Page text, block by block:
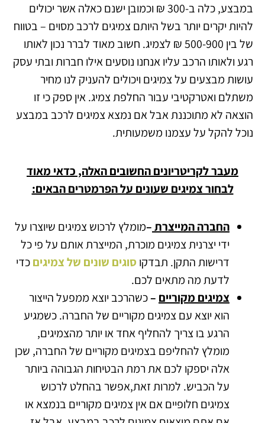
במבצע, כלה ב-300 ₪ וכמובן ישנם כאלה אשר יכולים
להיות יקרים יותר בשל היותם צמיגים לרכב מסוים – בטווח
של בין 500-900 ₪ לצמיג. חשוב מאוד לברר נכון לאותו
רגע ולאותו הרכב עליו אנחנו נוסעים אילו חברות ובתי עסק
עושות מבצעים על צמיגים ויכולים להעניק לנו מחיר
משתלם ואטרקטיבי עבור החלפת צמיג. אין ספק כי זו
הוצאה לא מתוכננת אבל אם נמצא צמיגים לרכב במבצע
נוכל להקל על עצמנו משמעותית.
מעבר לקריטריונים החשובים האלה, כדאי מאוד
לבחור צמיגים שעונים על הפרמטרים הבאים:
החברה המייצרת–מומלץ לרכוש צמיגים שיוצרו על
ידי יצרנית צמיגים מוכרת, המייצרת אותם על פי כל
דרישות התקן. תבדקו סוגים שונים של צמיגיםכדי
לדעת מה מתאים לכם.
צמיגים מקוריים –כשהרכב יוצא ממפעל הייצור
הוא יוצא עם צמיגים מקוריים של החברה. כשמגיע
הרגע בו צריך להחליף אחד או יותר מהצמיגים,
מומלץ להחליפם בצמיגים מקוריים של החברה, שכן
אלה יספקו לכם את רמת הבטיחות הגבוהה ביותר
על הכביש. למרות זאת,אפשר בהחלט לרכוש
צמיגים חלופיים אם אין צמיגים מקוריים בנמצא או